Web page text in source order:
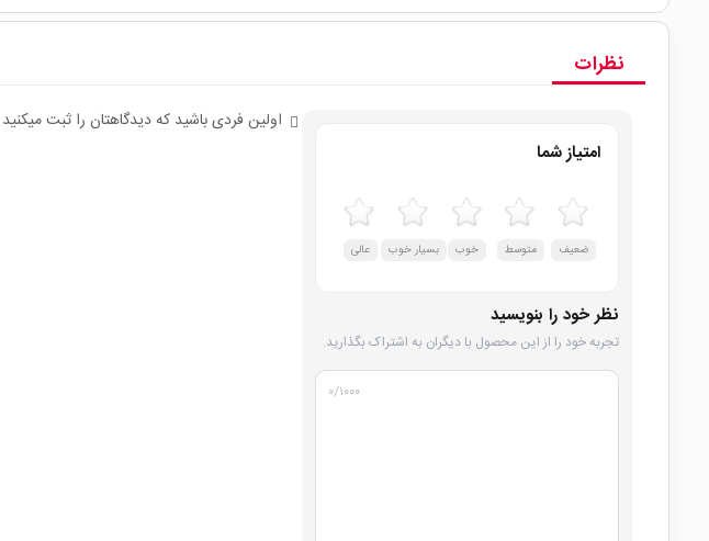
نظرات
امتیاز شما
ضعیف متوسط خوب بسیار خوب عالی
نظر خود را بنویسید
تجربه خود را از این محصول با دیگران به اشتراک بگذارید.
۰/۱۰۰۰
اولین فردی باشید که دیدگاهتان را ثبت میکنید